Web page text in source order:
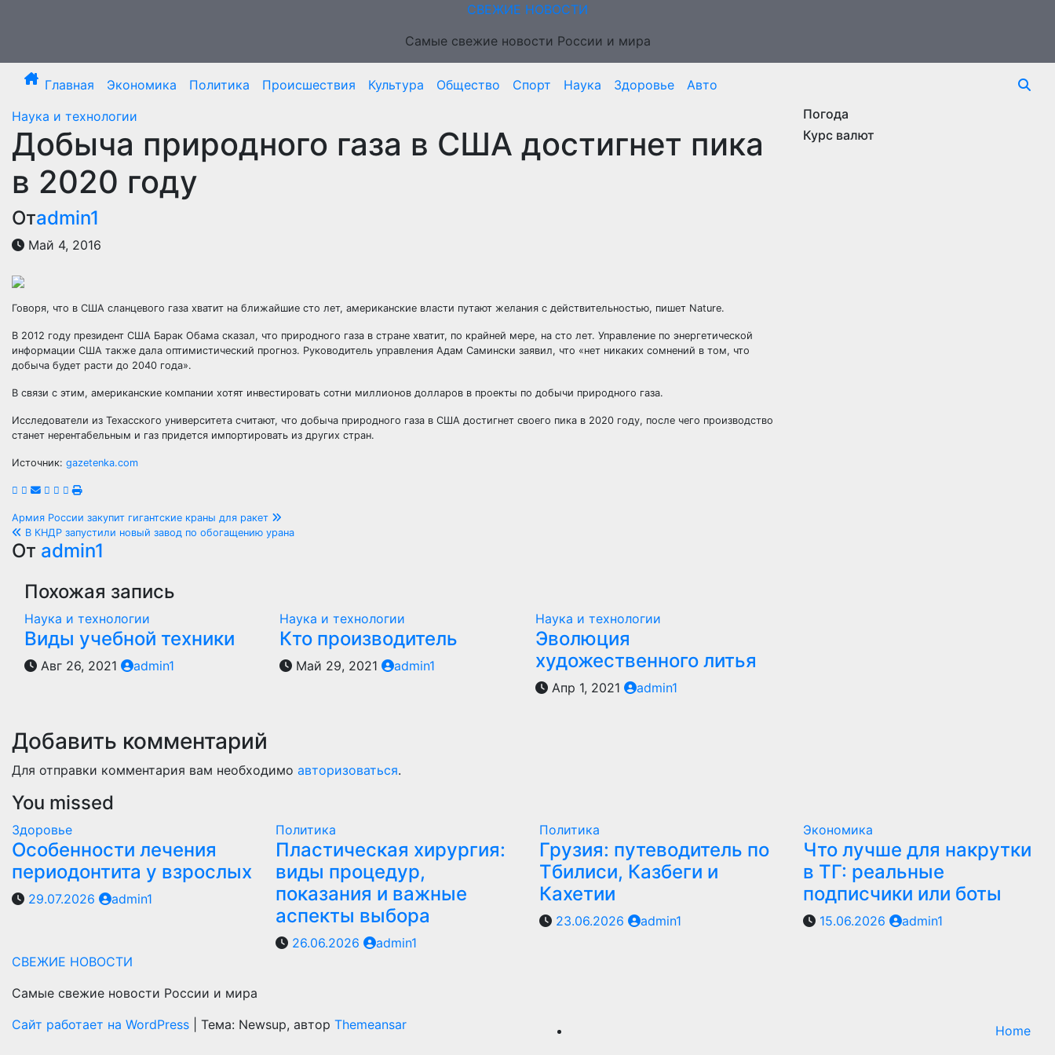
СВЕЖИЕ НОВОСТИ
Самые свежие новости России и мира
Главная Экономика Политика Происшествия Культура Общество Спорт Наука Здоровье
Авто
Наука и технологии
Добыча природного газа в США достигнет пика
в 2020 году
Отadmin1
Май 4, 2016
Говоря, что в США сланцевого газа хватит на ближайшие сто лет, американские власти путают желания с действительностью, пишет Nature.
В 2012 году президент США Барак Обама сказал, что природного газа в стране хватит, по крайней мере, на сто лет. Управление по энергетической
информации США также дала оптимистический прогноз. Руководитель управления Адам Самински заявил, что «нет никаких сомнений в том, что
добыча будет расти до 2040 года».
В связи с этим, американские компании хотят инвестировать сотни миллионов долларов в проекты по добычи природного газа.
Исследователи из Техасского университета считают, что добыча природного газа в США достигнет своего пика в 2020 году, после чего производство
станет нерентабельным и газ придется импортировать из других стран.
Источник: gazetenka.com
Навигация
по
записям
Армия России закупит гигантские краны для ракет
В КНДР запустили новый завод по обогащению урана
От admin1
Похожая запись
Наука и технологии
Виды учебной техники
Авг 26, 2021 admin1
Наука и технологии
Кто производитель
Май 29, 2021 admin1
Наука и технологии
Эволюция
художественного литья
Апр 1, 2021 admin1
Добавить комментарий
Для отправки комментария вам необходимо авторизоваться.
Погода
Курс валют
You missed
Здоровье
Особенности лечения
периодонтита у взрослых
29.07.2026 admin1
Политика
Пластическая хирургия:
виды процедур,
показания и важные
аспекты выбора
26.06.2026 admin1
Политика
Грузия: путеводитель по
Тбилиси, Казбеги и
Кахетии
23.06.2026 admin1
Экономика
Что лучше для накрутки
в ТГ: реальные
подписчики или боты
15.06.2026 admin1
СВЕЖИЕ НОВОСТИ
Самые свежие новости России и мира
Сайт работает на WordPress
Тема: Newsup, автор Themeansar Home